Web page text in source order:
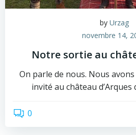
by Urzag
novembre 14,
Notre sortie au
On parle de nous. Nous avons
invité au château
0